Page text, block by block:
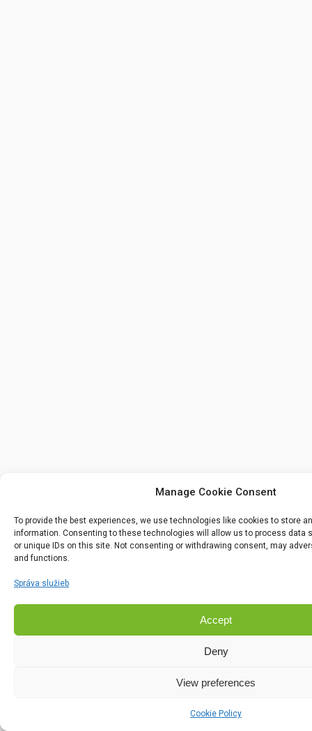
Manage Cookie Consent
To provide the best experiences, we use technologies like cookies to store
information. Consenting to these technologies will allow us to process data
or unique IDs on this site. Not consenting or withdrawing consent, may
and functions.
Správa služieb
Accept
Deny
View preferences
Cookie Policy